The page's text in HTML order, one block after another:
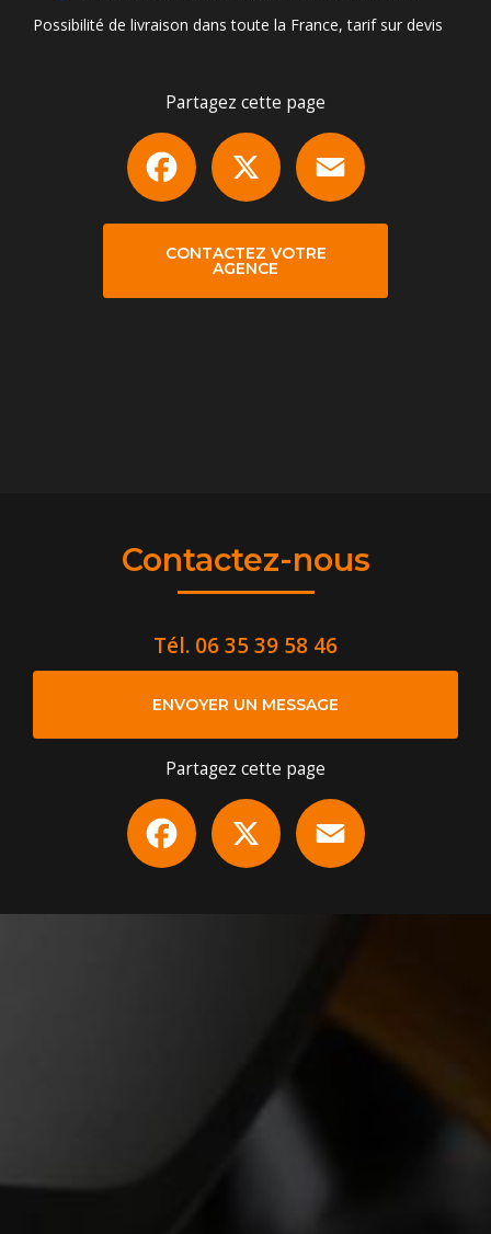
Possibilité de livraison dans toute la France, tarif sur devis
Partagez cette page
Facebook
CONTACTEZ VOTRE
AGENCE
Contactez-nous
Tél. 06 35 39 58 46
ENVOYER UN MESSAGE
Partagez cette page
Facebook